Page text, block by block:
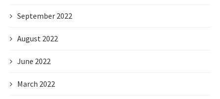
September 2022
August 2022
June 2022
March 2022